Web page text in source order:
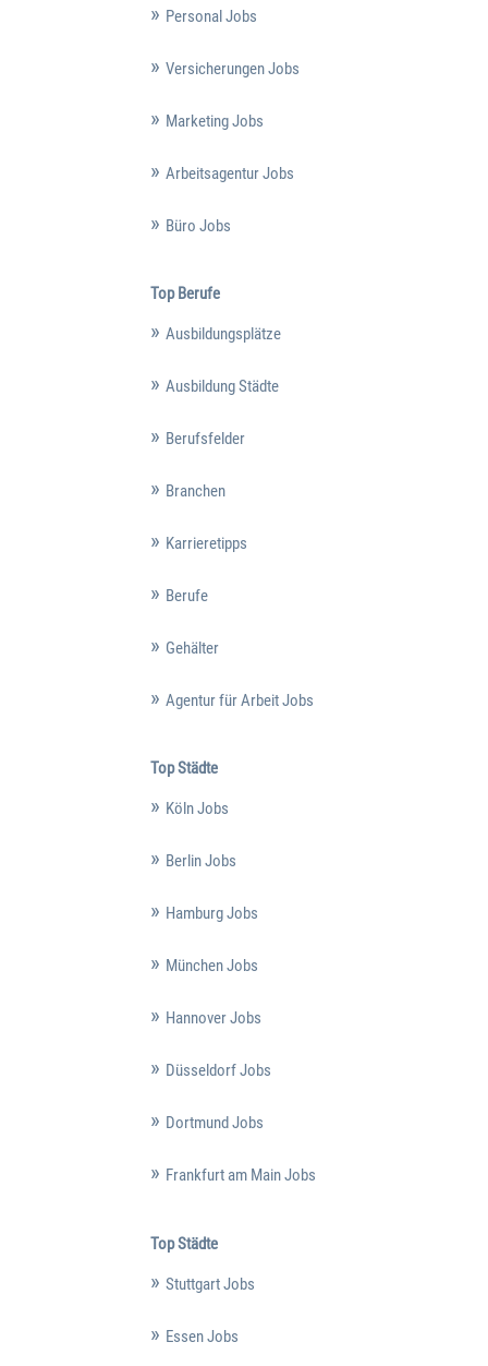
Personal Jobs
Versicherungen Jobs
Marketing Jobs
Arbeitsagentur Jobs
Büro Jobs
Top Berufe
Ausbildungsplätze
Ausbildung Städte
Berufsfelder
Branchen
Karrieretipps
Berufe
Gehälter
Agentur für Arbeit Jobs
Top Städte
Köln Jobs
Berlin Jobs
Hamburg Jobs
München Jobs
Hannover Jobs
Düsseldorf Jobs
Dortmund Jobs
Frankfurt am Main Jobs
Top Städte
Stuttgart Jobs
Essen Jobs